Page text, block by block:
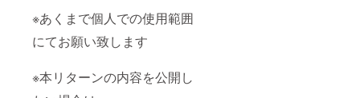
※あくまで個人での使用範囲
にてお願い致します
※本リターンの内容を公開し